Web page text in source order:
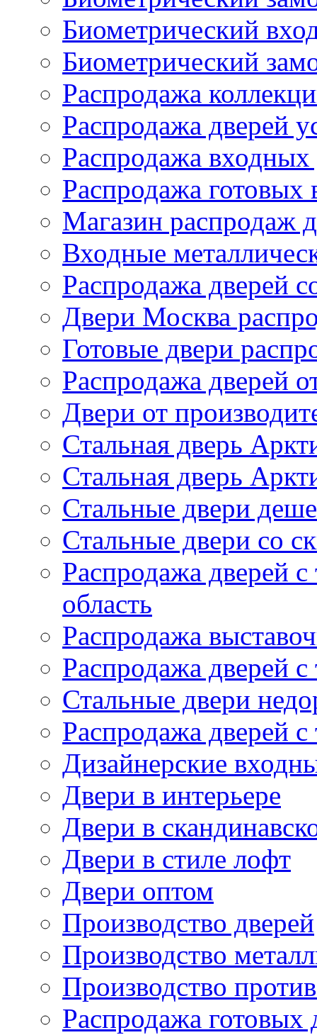
Биометрический
Биометрический
Распродажа
Распродажа дверей
Распродажа
Распродажа готовых
Магазин распродаж
Входные
Распродажа дверей
Двери Москва
Готовые двери
Распродажа дверей
Двери от
Стальная дверь
Стальная дверь
Стальные двери
Стальные двери со
Распродажа дверей
область
Распродажа
Распродажа дверей
Стальные двери
Распродажа дверей
Дизайнерские
Двери в интерьере
Двери в
Двери в стиле лофт
Двери оптом
Производство дверей
Производство
Производство
Распродажа готовых